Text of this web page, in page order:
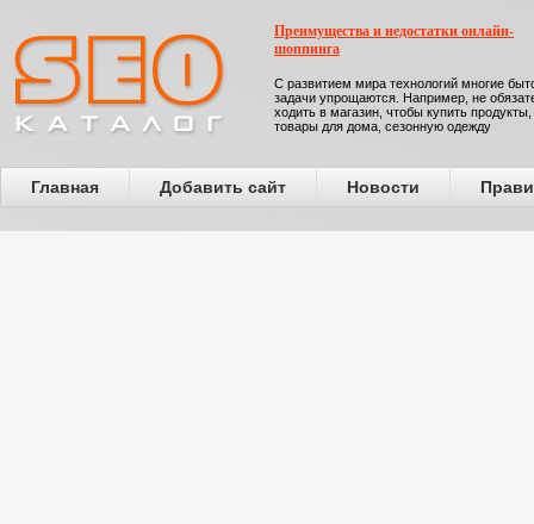
Преимущества и недостатки онлайн-
шоппинга
С развитием мира технологий многие
задачи упрощаются. Например, не
ходить в магазин, чтобы купить продукты,
товары для дома, сезонную одежду
Главная Добавить сайт Новости